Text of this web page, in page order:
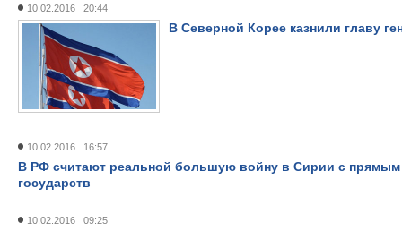
10.02.2016 20:44
В Северной Корее казнили главу
10.02.2016 16:57
В РФ считают реальной большую войну в Сирии с прямым
государств
10.02.2016 09:25